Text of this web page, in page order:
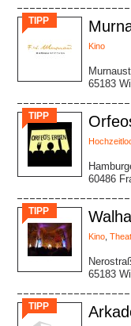
TIPP
Kino
65183
TIPP
60486
TIPP
Kino
65183
TIPP